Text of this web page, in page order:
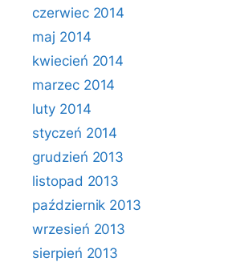
czerwiec 2014
maj 2014
kwiecień 2014
marzec 2014
luty 2014
styczeń 2014
grudzień 2013
listopad 2013
październik 2013
wrzesień 2013
sierpień 2013